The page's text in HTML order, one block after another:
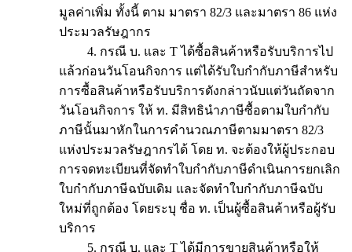
มูลค่าเพิ่ม ทั้งนี้ ตาม มาตรา 82/3 และมาตรา 86 แห่ง
ประมวลรัษฎากร
4. กรณี บ. และ T ได้ซื้อสินค้าหรือรับบริการไป
แล้วก่อนวันโอนกิจการ แต่ได้รับใบกำกับภาษีสำหรับ
การซื้อสินค้าหรือรับบริการดังกล่าวนับแต่วันถัดจาก
วันโอนกิจการ ให้ ท. มีสิทธินำภาษีซื้อตามใบกำกับ
ภาษีนั้นมาหักในการคำนวณภาษีตามมาตรา 82/3
แห่งประมวลรัษฎากรได้ โดย ท. จะต้องให้ผู้ประกอบ
การจดทะเบียนที่จัดทำใบกำกับภาษีดำเนินการยกเลิก
ใบกำกับภาษีฉบับเดิม และจัดทำใบกำกับภาษีฉบับ
ใหม่ที่ถูกต้อง โดยระบุ ชื่อ ท. เป็นผู้ซื้อสินค้าหรือผู้รับ
บริการ
5. กรณี บ. และ T ได้มีการขายสินค้าหรือให้